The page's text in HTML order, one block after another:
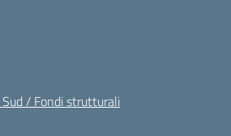
/ Fondi strutturali